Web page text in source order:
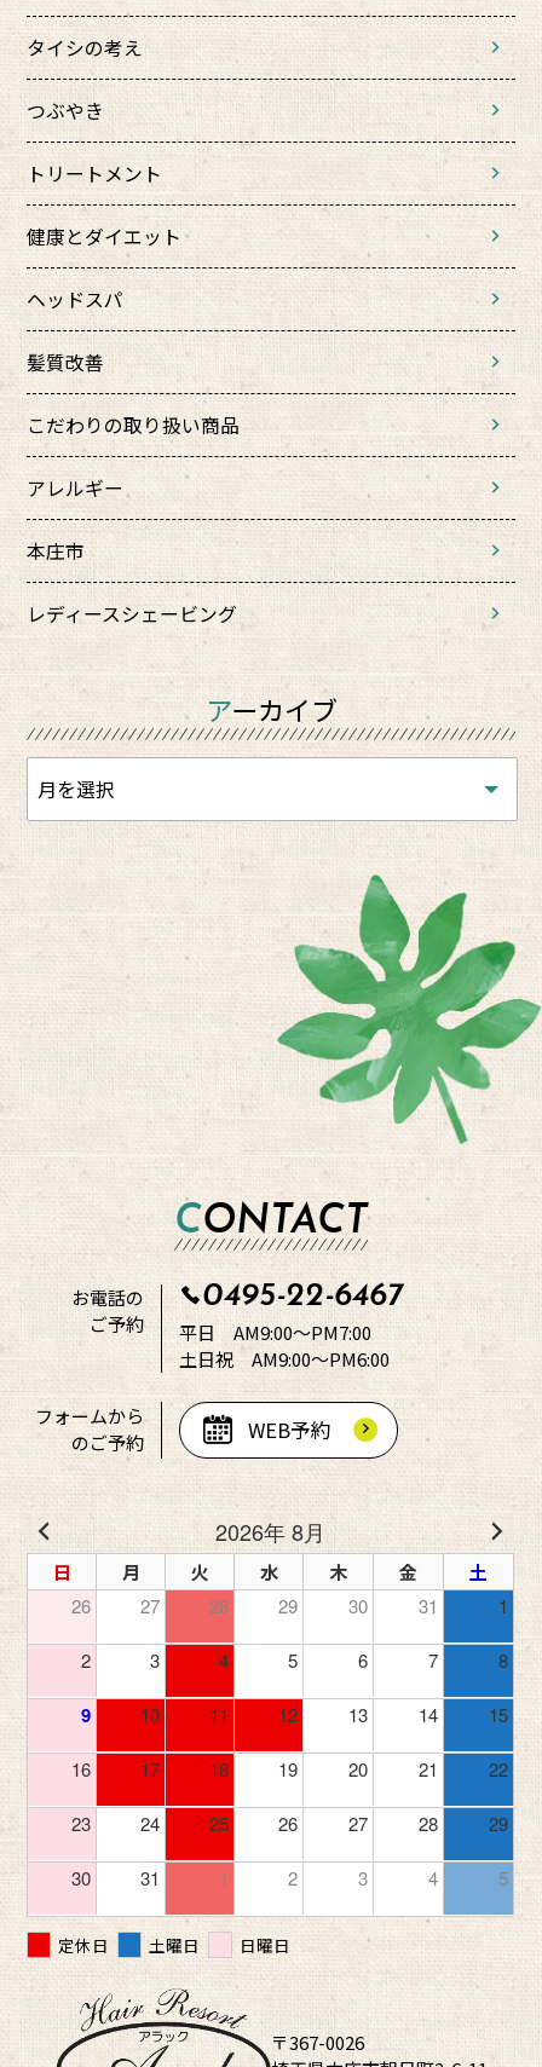
タイシの考え
つぶやき
トリートメント
健康とダイエット
ヘッドスパ
髪質改善
こだわりの取り扱い商品
アレルギー
本庄市
レディースシェービング
アーカイブ
CONTACT
お電話の
ご予約
0495-22-6467
平日 AM9:00～PM7:00
土日祝 AM9:00～PM6:00
フォームから
のご予約
WEB予約
2026年 8月
日 月 火 水 木 金
土
26
27 28 29 30 31 1
2 3 4 5 6 7 8
9 10 11 12 13 14 15
16 17 18 19 20 21 22
23 24 25 26 27 28 29
30 31 1 2 3 4 5
定休日 土曜日 日曜日
〒367-0026